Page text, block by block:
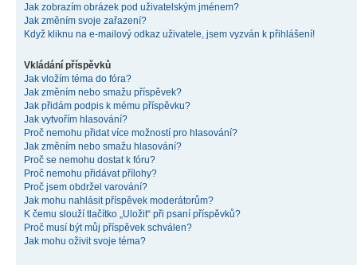
Jak zobrazím obrázek pod uživatelským jménem?
Jak změním svoje zařazení?
Když kliknu na e-mailový odkaz uživatele, jsem vyzván k přihlášení!
Vkládání příspěvků
Jak vložím téma do fóra?
Jak změním nebo smažu příspěvek?
Jak přidám podpis k mému příspěvku?
Jak vytvořím hlasování?
Proč nemohu přidat více možností pro hlasování?
Jak změním nebo smažu hlasování?
Proč se nemohu dostat k fóru?
Proč nemohu přidávat přílohy?
Proč jsem obdržel varování?
Jak mohu nahlásit příspěvek moderátorům?
K čemu slouží tlačítko „Uložit“ při psaní příspěvků?
Proč musí být můj příspěvek schválen?
Jak mohu oživit svoje téma?